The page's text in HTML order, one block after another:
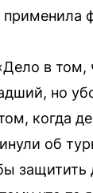
в том,
но
когда
об